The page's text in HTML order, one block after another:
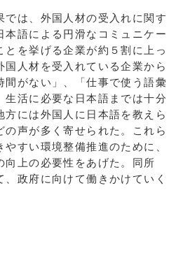
は、外国人材の受入れに関す
本語による円滑なコミュニケー
とを挙げる企業が約５割に上っ
国人材を受入れている企業から
間がない」、「仕事で使う語彙
生活に必要な日本語までは十分
方には外国人に日本語を教えら
の声が多く寄せられた。これら
すい環境整備推進のために、
向上の必要性をあげた。同所
政府に向けて働きかけていく